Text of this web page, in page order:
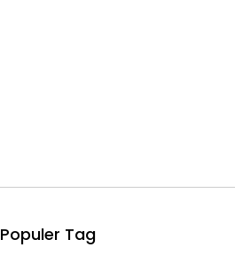
Populer Tag